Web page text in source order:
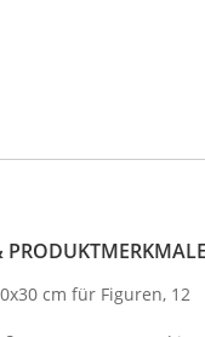
cm für Figuren, 12